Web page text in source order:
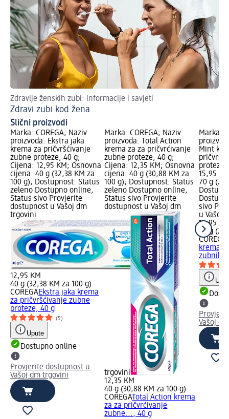
Zdravlje ženskih zubi: informacije i savjeti
Zdravi zubi kod žena
Slični proizvodi
Marka: COREGA; Naziv
proizvoda: Ekstra jaka
krema za pričvršćivanje
zubne proteze, 40 g;
Cijena: 12,95 KM; Osnovna
cijena: 40 g (32,38 KM za
100 g); Dostupnost: Status
zeleno Dostupno online,
Status sivo Provjerite
dostupnost u Vašoj dm
trgovini
12,95 KM
40 g (32,38 KM za 100 g)
COREGAEkstra jaka krema
za pričvršćivanje zubne
proteze, 40 g
(5)
Upute
Dostupno online
Provjerite dostupnost u
Vašoj dm trgovini
Marka: COREGA; Naziv
proizvoda: Total Action
krema za za pričvrćivanje
zubne proteze, 40 g;
Cijena: 12,35 KM; Osnovna
cijena: 40 g (30,88 KM za
100 g); Dostupnost: Status
zeleno Dostupno online,
Status sivo Provjerite
dostupnost u Vašoj dm
trgovini
12,35 KM
40 g (30,88 KM za 100 g)
COREGATotal Action krema
za za pričvrćivanje
zubne..., 40 g
Marka:
Mint
proteza,
15,95
70 g
sivo
u Vašoj
15,95 KM
70 g
COREGA
krema
Vašoj